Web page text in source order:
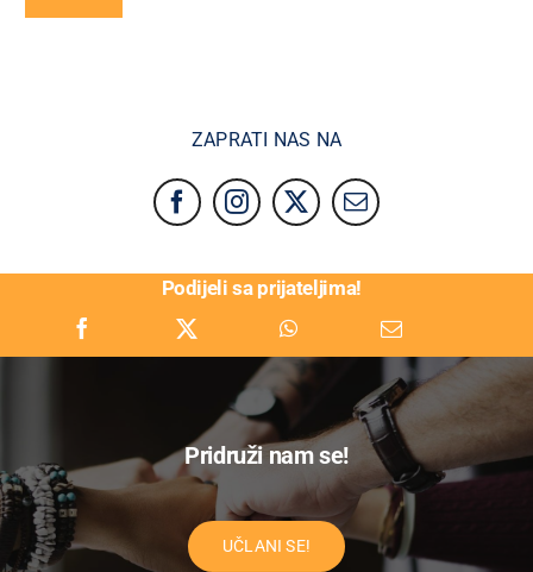
ZAPRATI NAS NA
Podijeli sa prijateljima!
Pridruži nam se!
UČLANI SE!